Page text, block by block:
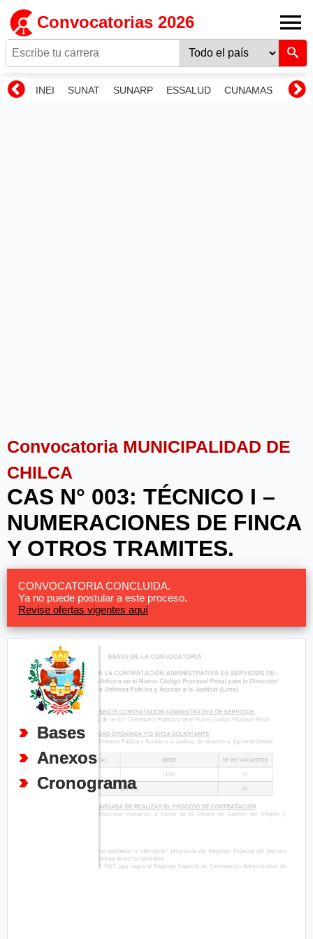
Convocatorias 2026
INEI SUNAT SUNARP ESSALUD CUNAMAS
Convocatoria MUNICIPALIDAD DE
CHILCA
CAS N° 003: TÉCNICO I –
NUMERACIONES DE FINCA
Y OTROS TRAMITES.
CONVOCATORIA CONCLUIDA.
Ya no puede postular a este proceso.
Revise ofertas vigentes aquí
Bases
Anexos
Cronograma